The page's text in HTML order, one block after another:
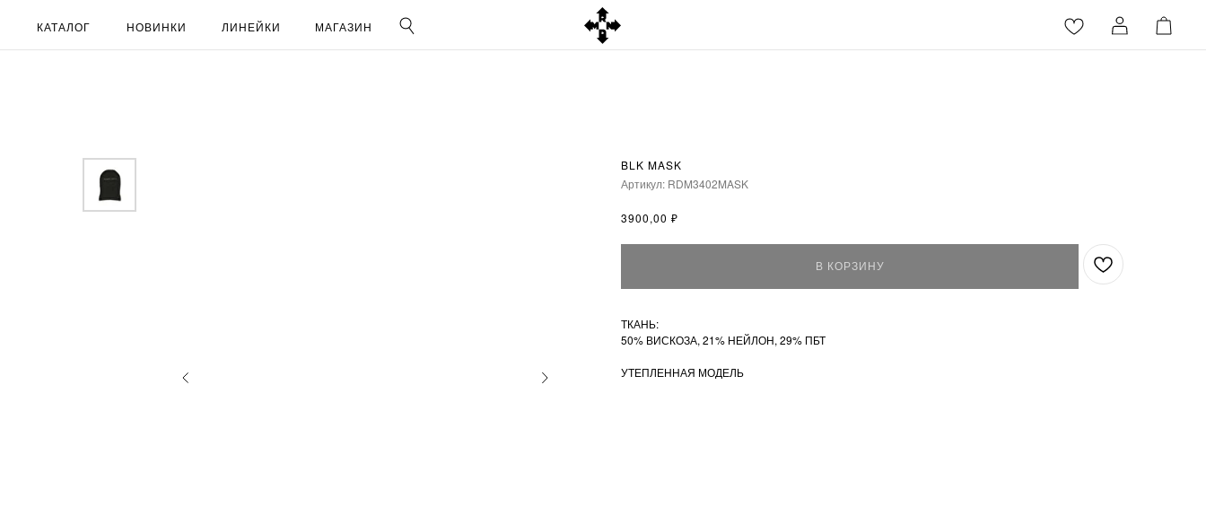
НОВИНКИ ЛИНЕЙКИ МАГАЗИН
КАТАЛОГ
BLK MASK
Артикул: RDM3402MASK
3900,00 ₽
В КОРЗИНУ
ТКАНЬ:
50% ВИСКОЗА, 21% НЕЙЛОН, 29% ПБТ
УТЕПЛЕННАЯ МОДЕЛЬ